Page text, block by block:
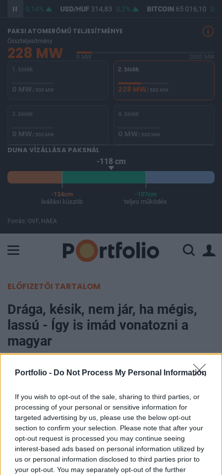
Portfolio - Do Not Process My Personal Information
If you wish to opt-out of the sale, sharing to third parties, or
processing of your personal or sensitive information for
targeted advertising by us, please use the below opt-out
section to confirm your selection. Please note that after your
opt-out request is processed you may continue seeing
interest-based ads based on personal information utilized by
us or personal information disclosed to third parties prior to
your opt-out. You may separately opt-out of the further
0,14% USD/HUF314,83 0,2% BITCOIN65 016,10
PAKSI ATOMERŐMŰ TELJESÍTMÉNYE
Összteljesítmény
228 MW 0 MW
2000 MW
1. blokk
0 MW/ 500 MW
2. blokk
228 MW/ 500 MW
3. blokk
0 MW/ 500 MW
4. blokk
0 MW/ 500 MW
DUNA VÍZÁLLÁSA PAKSNÁL
-118 cm
-134cm
leállási küszöb
-107cm
teljes működés
Forrás: OVF, HAEA
ELŐFIZETŐI TARTALOM
Drága, késik, nem jár, ha mégis,
lassú - Így is imád vonatozni a
magyar
2017. január 12. 08:50
A magyarországi vonatok rengeteget késnek, az
utasok nem elégedettek a szolgáltatás
színvonalával, a jegyárak rugalmatlanok és
relatíve drágák - valamiért mégis a magyar az
egyik legtöbbet vonatozó nemzet Európában. A
magyar vasút helyzetét tíz grafikonon és